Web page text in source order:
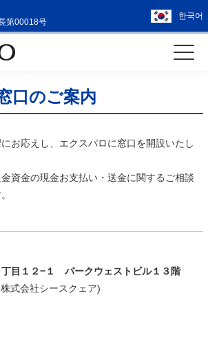
第00018号
한국어
口のご案内
お応えし、エクスパロに窓口を開設いたし
資金の現金お支払い・送金に関するご相談
目１２−１ パークウェストビル１３階
式会社シースクェア)